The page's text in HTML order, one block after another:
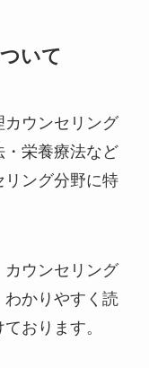
いて
カウンセリング
栄養療法など
リング分野に特
ウンセリング
わかりやすく読
おります。